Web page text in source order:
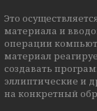
Это
материала и
операции
материал
создавать
эллиптические и
на конкретный